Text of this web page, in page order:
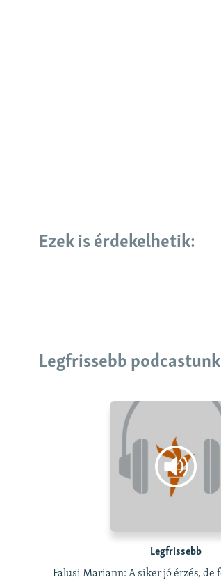
Ezek is érdekelhetik:
Legfrissebb
Legfrissebb
Falusi Mariann: A siker jó érzés, de